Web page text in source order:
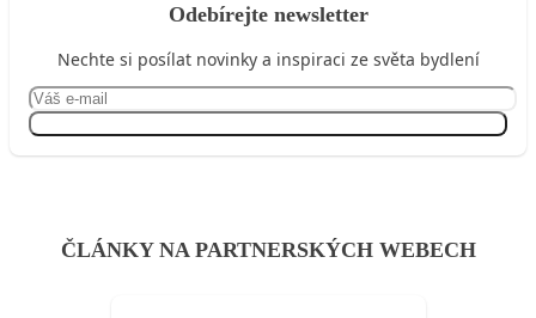
Odebírejte newsletter
Nechte si posílat novinky a inspiraci ze světa bydlení
ČLÁNKY NA PARTNERSKÝCH WEBECH